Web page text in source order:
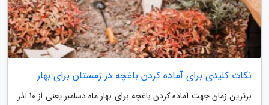
نکات کلیدی برای آماده کردن باغچه در زمستان برای بهار
برترین زمان جهت آماده کردن باغچه برای بهار ماه دسامبر یعنی از 10 آذر